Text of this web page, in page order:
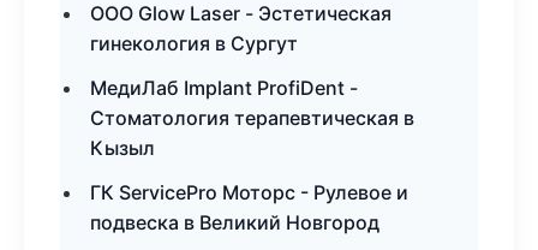
ООО Glow Laser - Эстетическая
гинекология в Сургут
МедиЛаб Implant ProfiDent -
Стоматология терапевтическая в
Кызыл
ГК ServicePro Моторс - Рулевое и
подвеска в Великий Новгород